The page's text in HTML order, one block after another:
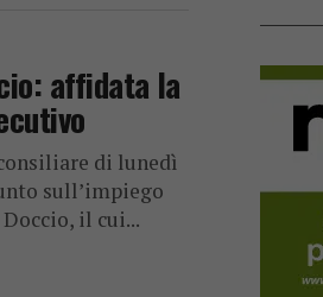
affidata la
di lunedì
sull’impiego
il cui...